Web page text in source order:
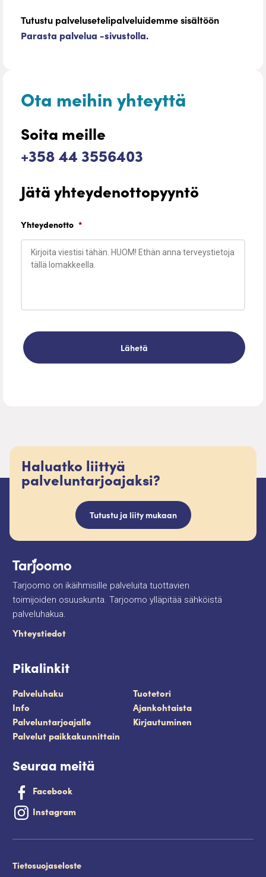
Tutustu palvelusetelipalveluidemme sisältöön
Parasta palvelua -sivustolla.
Ota meihin yhteyttä
Soita meille
+358 44 3556403
Jätä yhteydenottopyyntö
Yhteydenotto *
Haluatko liittyä
palveluntarjoajaksi?
Tutustu ja liity mukaan
Tarjoomo on ikäihmisille palveluita tuottavien
toimijoiden osuuskunta. Tarjoomo ylläpitää sähköistä
palveluhakua.
Yhteystiedot
Pikalinkit
Palveluhaku
Tuotetori
Info
Ajankohtaista
Palveluntarjoajalle
Kirjautuminen
Palvelut paikkakunnittain
Seuraa meitä
Facebook
Instagram
Tietosuojaseloste